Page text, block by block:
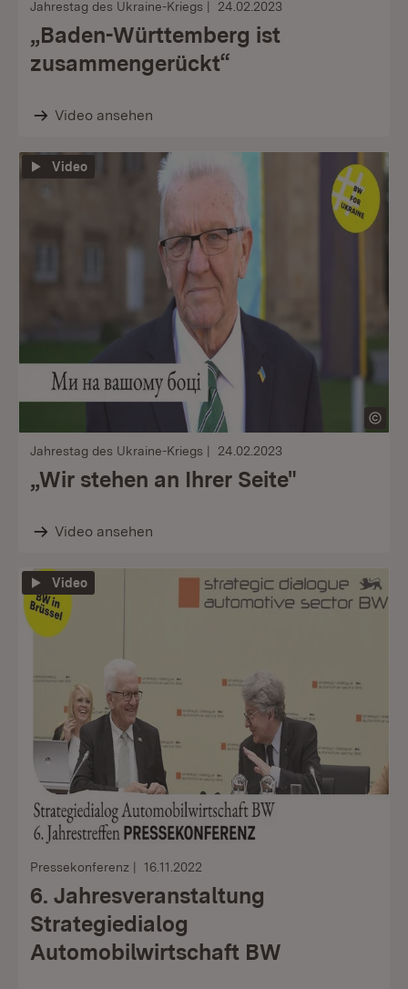
Jahrestag des Ukraine-Kriegs 24.02.2023
„Baden-Württemberg ist
zusammengerückt“
Video ansehen
Video
Jahrestag des Ukraine-Kriegs 24.02.2023
„Wir stehen an Ihrer Seite"
Video ansehen
Video
Pressekonferenz 16.11.2022
6. Jahresveranstaltung
Strategiedialog
Automobilwirtschaft BW